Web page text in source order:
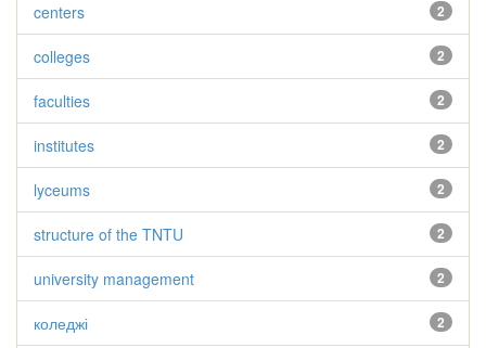
2
centers
2
colleges
2
faculties
2
institutes
2
lyceums
2
structure of the TNTU
2
university management
2
коледжі